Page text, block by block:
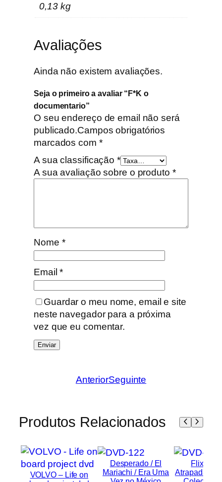
0,13 kg
Avaliações
Ainda não existem avaliações.
Seja o primeiro a avaliar “F*K o
documentario”
O seu endereço de email não será
publicado.Campos obrigatórios
marcados com *
A sua classificação *
A sua avaliação sobre o produto *
Nome *
Email*
Guardar o meu nome, email e site
neste navegador para a próxima
vez que eu comentar.
AnteriorSeguinte
Produtos Relacionados
VOLVO – Life on
Desperado / El
Mariachi / Era Uma
FlixBox
Atrapada,